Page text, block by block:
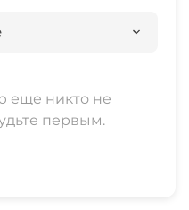
еще никто не
первым.